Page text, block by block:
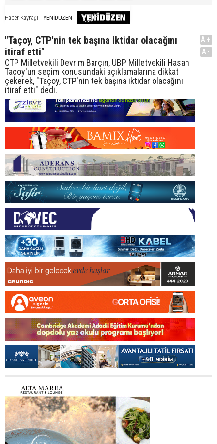
Haber Kaynağı YENİDÜZEN
"Taçoy, CTP'nin tek başına iktidar olacağını
itiraf etti"
CTP Milletvekili Devrim Barçın, UBP Milletvekili Hasan
Taçoy'un seçim konusundaki açıklamalarına dikkat
çekerek, "Taçoy, CTP'nin tek başına iktidar olacağını
itiraf etti" dedi.
A+
A-